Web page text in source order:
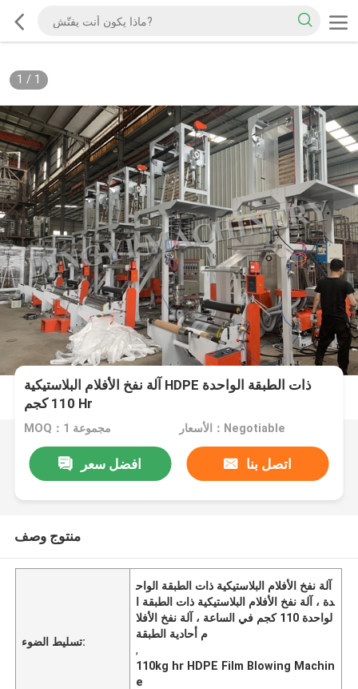
1 / 1
آلة نفخ الأفلام البلاستيكية HDPE ذات الطبقة الواحدة
110 كجم Hr
MOQ：1 مجموعة الأسعار：Negotiable
افضل سعر اتصل بنا
منتوج وصف
تسليط الضوء:
آلة نفخ الأفلام البلاستيكية ذات الطبقة الواح
دة ، آلة نفخ الأفلام البلاستيكية ذات الطبقة ا
لواحدة 110 كجم في الساعة ، آلة نفخ الأفلا
م أحادية الطبقة
,
110kg hr HDPE Film Blowing Machin
e